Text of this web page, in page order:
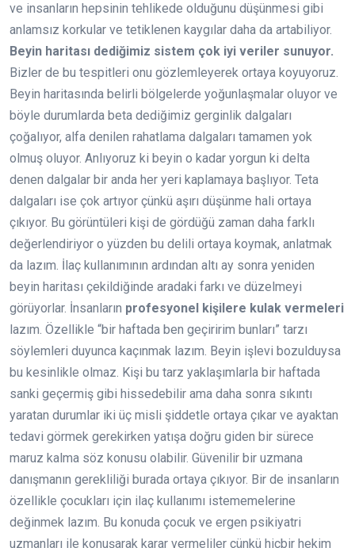
ve insanların hepsinin tehlikede olduğunu düşünmesi gibi
anlamsız korkular ve tetiklenen kaygılar daha da artabiliyor.
Beyin haritası dediğimiz sistem çok iyi veriler sunuyor.
Bizler de bu tespitleri onu gözlemleyerek ortaya koyuyoruz.
Beyin haritasında belirli bölgelerde yoğunlaşmalar oluyor ve
böyle durumlarda beta dediğimiz gerginlik dalgaları
çoğalıyor, alfa denilen rahatlama dalgaları tamamen yok
olmuş oluyor. Anlıyoruz ki beyin o kadar yorgun ki delta
denen dalgalar bir anda her yeri kaplamaya başlıyor. Teta
dalgaları ise çok artıyor çünkü aşırı düşünme hali ortaya
çıkıyor. Bu görüntüleri kişi de gördüğü zaman daha farklı
değerlendiriyor o yüzden bu delili ortaya koymak, anlatmak
da lazım. İlaç kullanımının ardından altı ay sonra yeniden
beyin haritası çekildiğinde aradaki farkı ve düzelmeyi
görüyorlar. İnsanların profesyonel kişilere kulak vermeleri
lazım. Özellikle “bir haftada ben geçiririm bunları” tarzı
söylemleri duyunca kaçınmak lazım. Beyin işlevi bozulduysa
bu kesinlikle olmaz. Kişi bu tarz yaklaşımlarla bir haftada
sanki geçermiş gibi hissedebilir ama daha sonra sıkıntı
yaratan durumlar iki üç misli şiddetle ortaya çıkar ve ayaktan
tedavi görmek gerekirken yatışa doğru giden bir sürece
maruz kalma söz konusu olabilir. Güvenilir bir uzmana
danışmanın gerekliliği burada ortaya çıkıyor. Bir de insanların
özellikle çocukları için ilaç kullanımı istememelerine
değinmek lazım. Bu konuda çocuk ve ergen psikiyatri
uzmanları ile konuşarak karar vermeliler çünkü hiçbir hekim